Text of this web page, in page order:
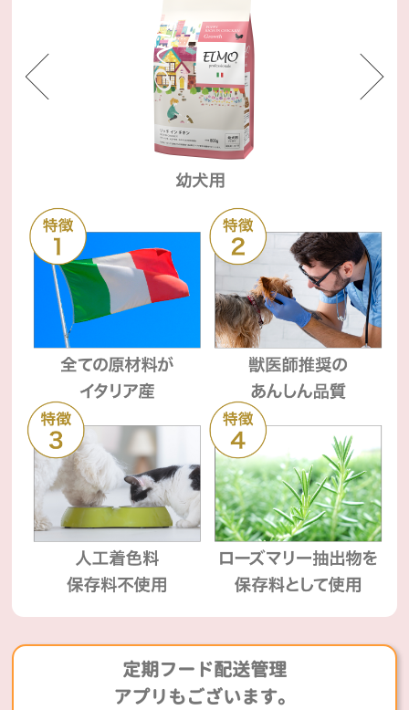
定期フード配送管理
アプリもございます。